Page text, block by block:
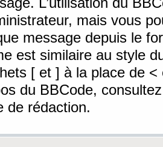
mais vous
message depuis le
est similaire au style
[ et ] à la place de <
du BBCode,
de rédaction.